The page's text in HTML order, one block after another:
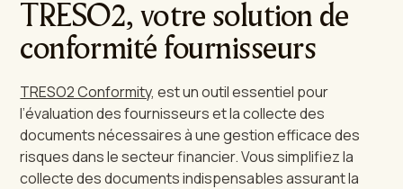
TRESO2, votre solution de
conformité fournisseurs
TRESO2 Conformity, est un outil essentiel pour
l’évaluation des fournisseurs et la collecte des
documents nécessaires à une gestion efficace des
risques dans le secteur financier. Vous simplifiez la
collecte des documents indispensables assurant la